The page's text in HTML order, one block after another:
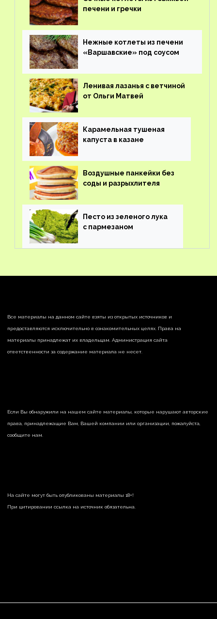
печени и гречки
Нежные котлеты из печени
«Варшавские» под соусом
Ленивая лазанья с ветчиной
от Ольги Матвей
Карамельная тушеная
капуста в казане
Воздушные панкейки без
соды и разрыхлителя
Песто из зеленого лука
с пармезаном
Все материалы на данном сайте взяты из открытых источников и
предоставляются исключительно в ознакомительных целях. Права на
материалы принадлежат их владельцам. Администрация сайта
ответственности за содержание материала не несет.
Если Вы обнаружили на нашем сайте материалы, которые нарушают авторские
права, принадлежащие Вам, Вашей компании или организации, пожалуйста,
сообщите нам.
На сайте могут быть опубликованы материалы 18+!
При цитировании ссылка на источник обязательна.